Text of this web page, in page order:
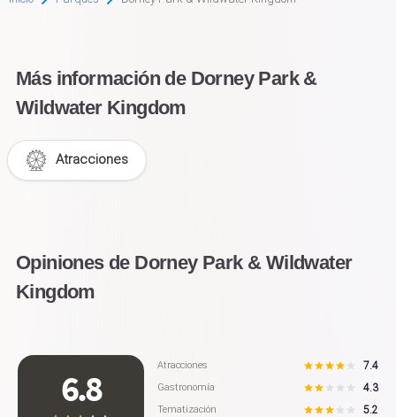
Más información de Dorney Park &
Wildwater Kingdom
Atracciones
Opiniones de Dorney Park & Wildwater
Kingdom
6.8
Atracciones 7.4
Gastronomía 4.3
Tematización 5.2